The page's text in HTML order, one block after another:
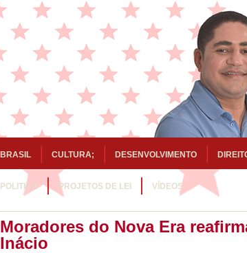
BRASIL CULTURA; DESENVOLVIMENTO
POLITICA PROJETOS DE LEI VÍDEOS
Moradores do Nova Era
Inácio